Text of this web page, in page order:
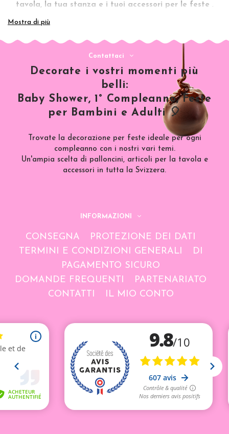
tavola, la tua stanza e i tuoi accessori per le feste .
🎈Decorazioni per la stanza
: piatti, tovaglioli,
tazze e tovaglie coordinati
: cake topper, coriandoli, photo
booth e decorazioni per creare un'atmosfera chic e raffinata
📦 Consegna rapida in Svizzera, gratuita a partire da 99
CHF
Crea una festa elegante e armoniosa con la nostra
selezione
completa di articoli in avorio
👉 Scopri tutti i prodotti e organizza un evento memorabile!
Mostra di più
Contattaci
Decorate i vostri momenti più
belli:
Baby Shower, 1° Compleanno, Feste
per Bambini e Adulti 🎈
Trovate la decorazione per feste ideale per ogni
compleanno con i nostri vari temi.
Un'ampia scelta di palloncini, articoli per la tavola e
accessori in tutta la Svizzera.
INFORMAZIONI
CONSEGNA
PROTEZIONE DEI DATI
TERMINI E CONDIZIONI GENERALI
DI
PAGAMENTO SICURO
DOMANDE FREQUENTI
PARTENARIATO
CONTATTI
IL MIO CONTO